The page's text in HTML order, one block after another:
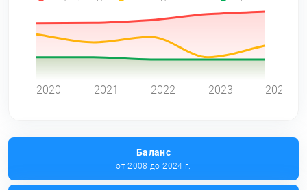
2020 2021 2022 2023 2024
Баланс
от 2008 до 2024 г.